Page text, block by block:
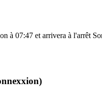
à 07:47 et arrivera à l'arrêt